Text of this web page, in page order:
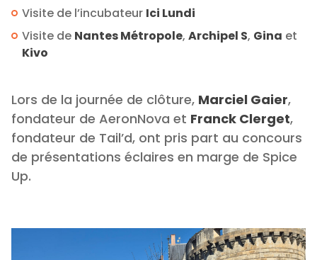
Visite de l’incubateur Ici Lundi
Visite de Nantes Métropole, Archipel S, Gina et
Kivo
Lors de la journée de clôture, Marciel Gaier,
fondateur de AeronNova et Franck Clerget,
fondateur de Tail’d, ont pris part au concours
de présentations éclaires en marge de Spice
Up.